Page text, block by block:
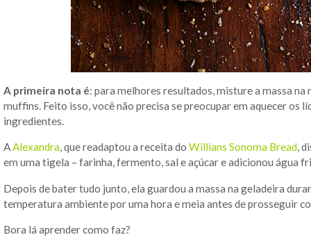
A primeira nota é: para melhores resultados, misture a massa
muffins. Feito isso, você não precisa se preocupar em aquecer os
ingredientes.
AAlexandra, que readaptou a receita do Willians Sonoma Bread,
em uma tigela – farinha, fermento, sal e açúcar e adicionou água
Depois de bater tudo junto, ela guardou a massa na geladeira
temperatura ambiente por uma hora e meia antes de prosseguir
Bora lá aprender como faz?